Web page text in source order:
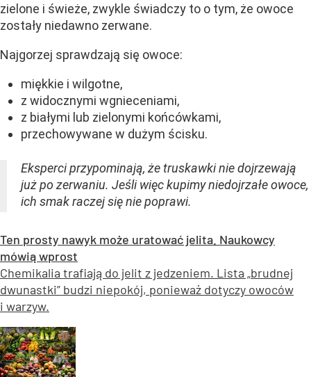
zielone i świeże, zwykle świadczy to o tym, że owoce
zostały niedawno zerwane.
Najgorzej sprawdzają się owoce:
miękkie i wilgotne,
z widocznymi wgnieceniami,
z białymi lub zielonymi końcówkami,
przechowywane w dużym ścisku.
Eksperci przypominają, że truskawki nie dojrzewają
już po zerwaniu. Jeśli więc kupimy niedojrzałe owoce,
ich smak raczej się nie poprawi.
Ten prosty nawyk może uratować jelita. Naukowcy
mówią wprost
Chemikalia trafiają do jelit z jedzeniem. Lista „brudnej
dwunastki” budzi niepokój, ponieważ dotyczy owoców
i warzyw.